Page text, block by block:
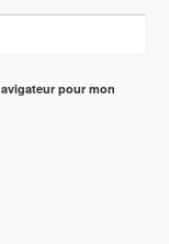
pour mon